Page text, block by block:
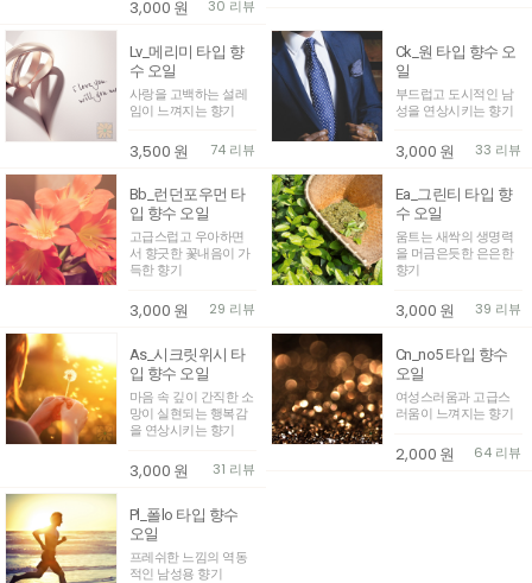
3,000 원 30 리뷰
Lv_메리미 타입 향
수 오일
사랑을 고백하는 설레
임이 느껴지는 향기
3,500 원 74 리뷰
Ck_원 타입 향수 오
일
부드럽고 도시적인 남
성을 연상시키는 향기
3,000 원 33 리뷰
Bb_런던포우먼 타
입 향수 오일
고급스럽고 우아하면
서 향긋한 꽃내음이 가
득한 향기
3,000 원 29 리뷰
Ea_그린티 타입 향
수 오일
움트는 새싹의 생명력
을 머금은듯한 은은한
향기
3,000 원 39 리뷰
As_시크릿위시 타
입 향수 오일
마음 속 깊이 간직한 소
망이 실현되는 행복감
을 연상시키는 향기
3,000 원 31 리뷰
Cn_no5 타입 향수
오일
여성스러움과 고급스
러움이 느껴지는 향기
2,000 원 64 리뷰
Pl_폴lo 타입 향수
오일
프레쉬한 느낌의 역동
적인 남성용 향기